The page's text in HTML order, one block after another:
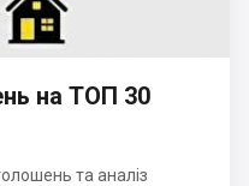
на ТОП 30
та аналіз